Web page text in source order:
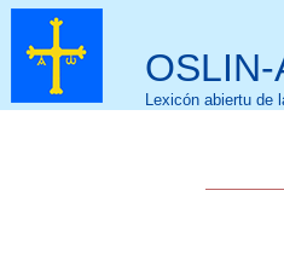
OSLIN-
Lexicón abiertu de